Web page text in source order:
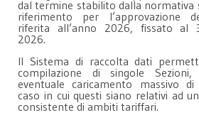
dal termine stabilito dalla normativa
riferimento per l’approvazione
riferita all’anno 2026, fissato al
2026.
Il Sistema di raccolta dati
compilazione di singole
eventuale caricamento massivo
caso in cui questi siano relativi ad
consistente di ambiti tariffari.